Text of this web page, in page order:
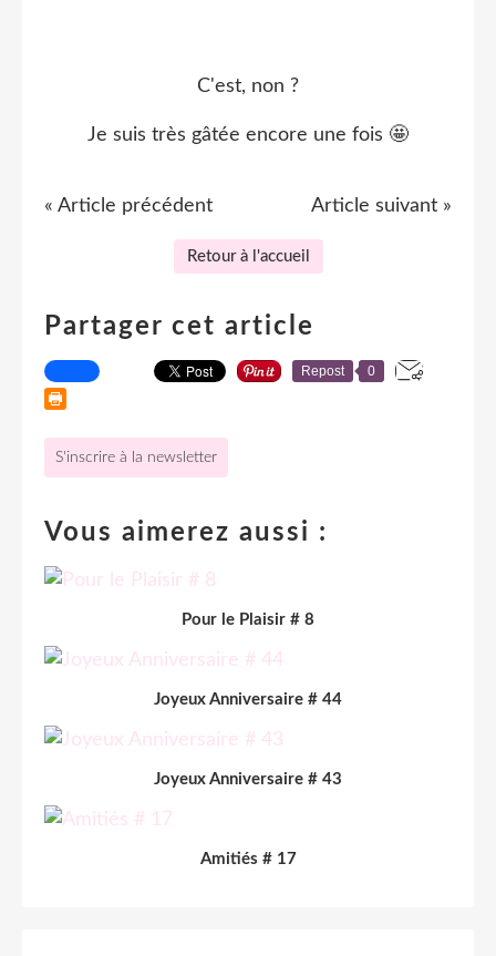
C'est, non ?
Je suis très gâtée encore une fois 🤩
« Article précédent Article suivant »
Retour à l'accueil
Partager cet article
Repost 0
S'inscrire à la newsletter
Vous aimerez aussi :
Pour le Plaisir # 8
Joyeux Anniversaire # 44
Joyeux Anniversaire # 43
Amitiés # 17